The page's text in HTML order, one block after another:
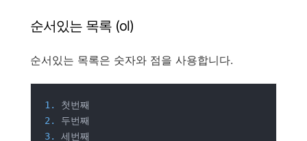
순서있는 목록 (ol)
순서있는 목록은 숫자와 점을 사용합니다.
1.
2.
3.
세번째